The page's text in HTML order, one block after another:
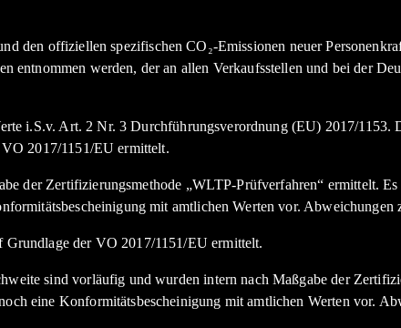
den offiziellen spezifischen CO₂-Emissionen neuer
entnommen werden, der an allen Verkaufsstellen und bei der
i.S.v. Art. 2 Nr. 3 Durchführungsverordnung (EU) 2017/1153.
2017/1151/EU ermittelt.
der Zertifizierungsmethode „WLTP-Prüfverfahren“ ermittelt.
mit amtlichen Werten vor.
der VO 2017/1151/EU ermittelt.
sind vorläufig und wurden intern nach Maßgabe der
eine Konformitätsbescheinigung mit amtlichen Werten vor.